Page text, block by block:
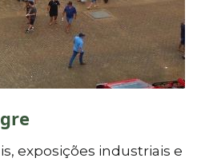
exposições industriais e